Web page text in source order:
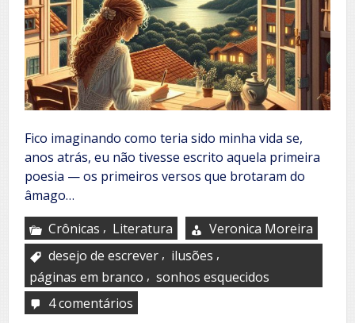
Fico imaginando como teria sido minha vida se,
anos atrás, eu não tivesse escrito aquela primeira
poesia — os primeiros versos que brotaram do
âmago…
Crônicas , Literatura
Veronica Moreira
desejo de escrever , ilusões ,
páginas em branco , sonhos esquecidos
4 comentários